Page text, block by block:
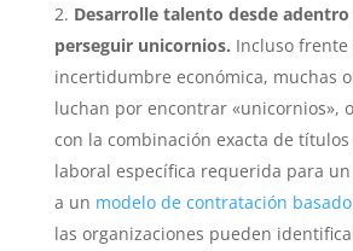
Desarrolle talento desde adentro
perseguir unicornios. Incluso frente
incertidumbre económica, muchas
luchan por encontrar «unicornios»,
con la combinación exacta de
laboral específica requerida para
a un modelo de contratación
las organizaciones pueden